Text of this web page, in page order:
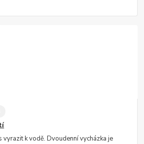
vyrazit k vodě. Dvoudenní vycházka je